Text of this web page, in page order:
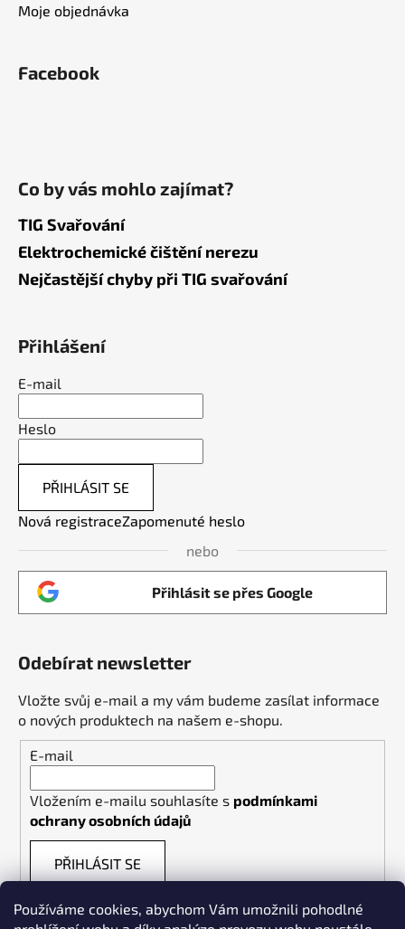
Používáme cookies, abychom Vám umožnili pohodlné
Moje objednávka
Facebook
Co by vás mohlo zajímat?
TIG Svařování
Elektrochemické čištění nerezu
Nejčastější chyby při TIG svařování
Přihlášení
E-mail
Heslo
PŘIHLÁSIT SE
Nová registraceZapomenuté heslo
nebo
Přihlásit se přes Google
Odebírat newsletter
Vložte svůj e-mail a my vám budeme zasílat informace
o nových produktech na našem e-shopu.
E-mail
Vložením e-mailu souhlasíte s podmínkami
ochrany osobních údajů
PŘIHLÁSIT SE